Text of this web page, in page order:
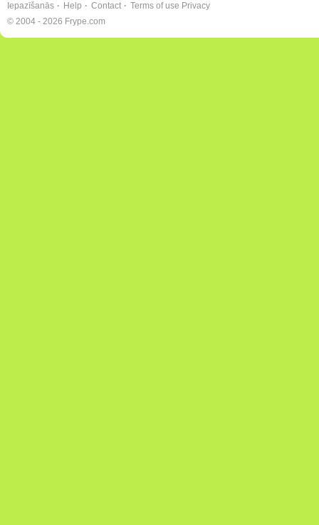
Iepazīšanās Help Contact Terms of use Privacy
© 2004 - 2026 Frype.com